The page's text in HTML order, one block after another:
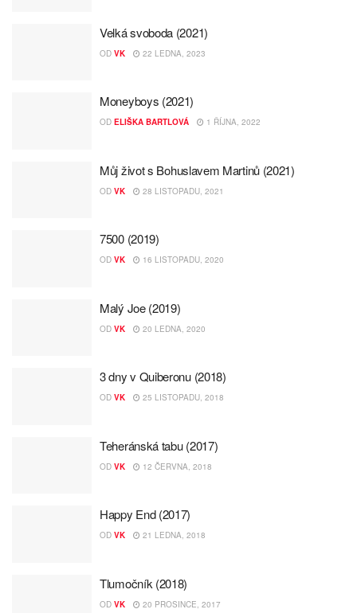
Velká svoboda (2021)
OD VK 22 LEDNA, 2023
Moneyboys (2021)
OD ELIŠKA BARTLOVÁ 1 ŘÍJNA, 2022
Můj život s Bohuslavem Martinů (2021)
OD VK 28 LISTOPADU, 2021
7500 (2019)
OD VK 16 LISTOPADU, 2020
Malý Joe (2019)
OD VK 20 LEDNA, 2020
3 dny v Quiberonu (2018)
OD VK 25 LISTOPADU, 2018
Teheránská tabu (2017)
OD VK 12 ČERVNA, 2018
Happy End (2017)
OD VK 21 LEDNA, 2018
Tlumočník (2018)
OD VK 20 PROSINCE, 2017